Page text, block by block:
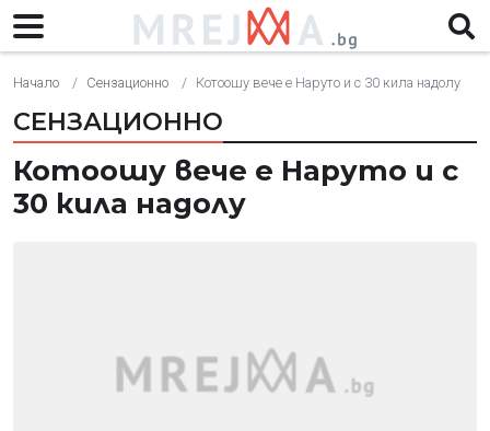
Начало Сензационно Котоошу вече е Наруто и с 30 кила надолу
СЕНЗАЦИОННО
Котоошу вече е Наруто и с
30 кила надолу